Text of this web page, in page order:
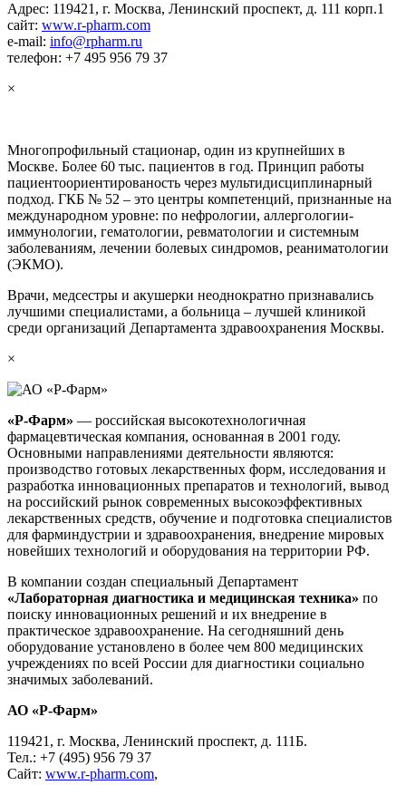
Адрес: 119421, г. Москва, Ленинский проспект, д. 111 корп.1
сайт: www.r-pharm.com
e-mail: info@rpharm.ru
телефон: +7 495 956 79 37
×
Многопрофильный стационар, один из крупнейших в
Москве. Более 60 тыс. пациентов в год. Принцип работы
пациентоориентированость через мультидисциплинарный
подход. ГКБ № 52 – это центры компетенций, признанные на
международном уровне: по нефрологии, аллергологии-
иммунологии, гематологии, ревматологии и системным
заболеваниям, лечении болевых синдромов, реаниматологии
(ЭКМО).
Врачи, медсестры и акушерки неоднократно признавались
лучшими специалистами, а больница – лучшей клиникой
среди организаций Департамента здравоохранения Москвы.
×
«Р-Фарм» — российская высокотехнологичная
фармацевтическая компания, основанная в 2001 году.
Основными направлениями деятельности являются:
производство готовых лекарственных форм, исследования и
разработка инновационных препаратов и технологий, вывод
на российский рынок современных высокоэффективных
лекарственных средств, обучение и подготовка специалистов
для фарминдустрии и здравоохранения, внедрение мировых
новейших технологий и оборудования на территории РФ.
В компании создан специальный Департамент
«Лабораторная диагностика и медицинская техника» по
поиску инновационных решений и их внедрение в
практическое здравоохранение. На сегодняшний день
оборудование установлено в более чем 800 медицинских
учреждениях по всей России для диагностики социально
значимых заболеваний.
АО «Р-Фарм»
119421, г. Москва, Ленинский проспект, д. 111Б.
Тел.: +7 (495) 956 79 37
Сайт: www.r-pharm.com,